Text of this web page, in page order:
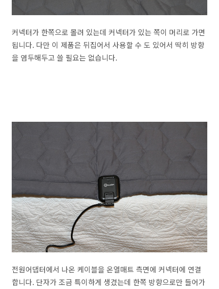
커넥터가 한쪽으로 몰려 있는데 커넥터가 있는 쪽이 머리로 가면
됩니다. 다만 이 제품은 뒤집어서 사용할 수 도 있어서 딱히 방향
을 염두해두고 쓸 필요는 없습니다.
전원어댑터에서 나온 케이블을 온열매트 측면에 커넥터에 연결
합니다. 단자가 조금 특이하게 생겼는데 한쪽 방향으로만 들어가